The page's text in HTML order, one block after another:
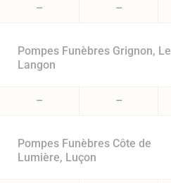
– –
Pompes Funèbres Grignon, Le
Langon
– –
Pompes Funèbres Côte de
Lumière, Luçon